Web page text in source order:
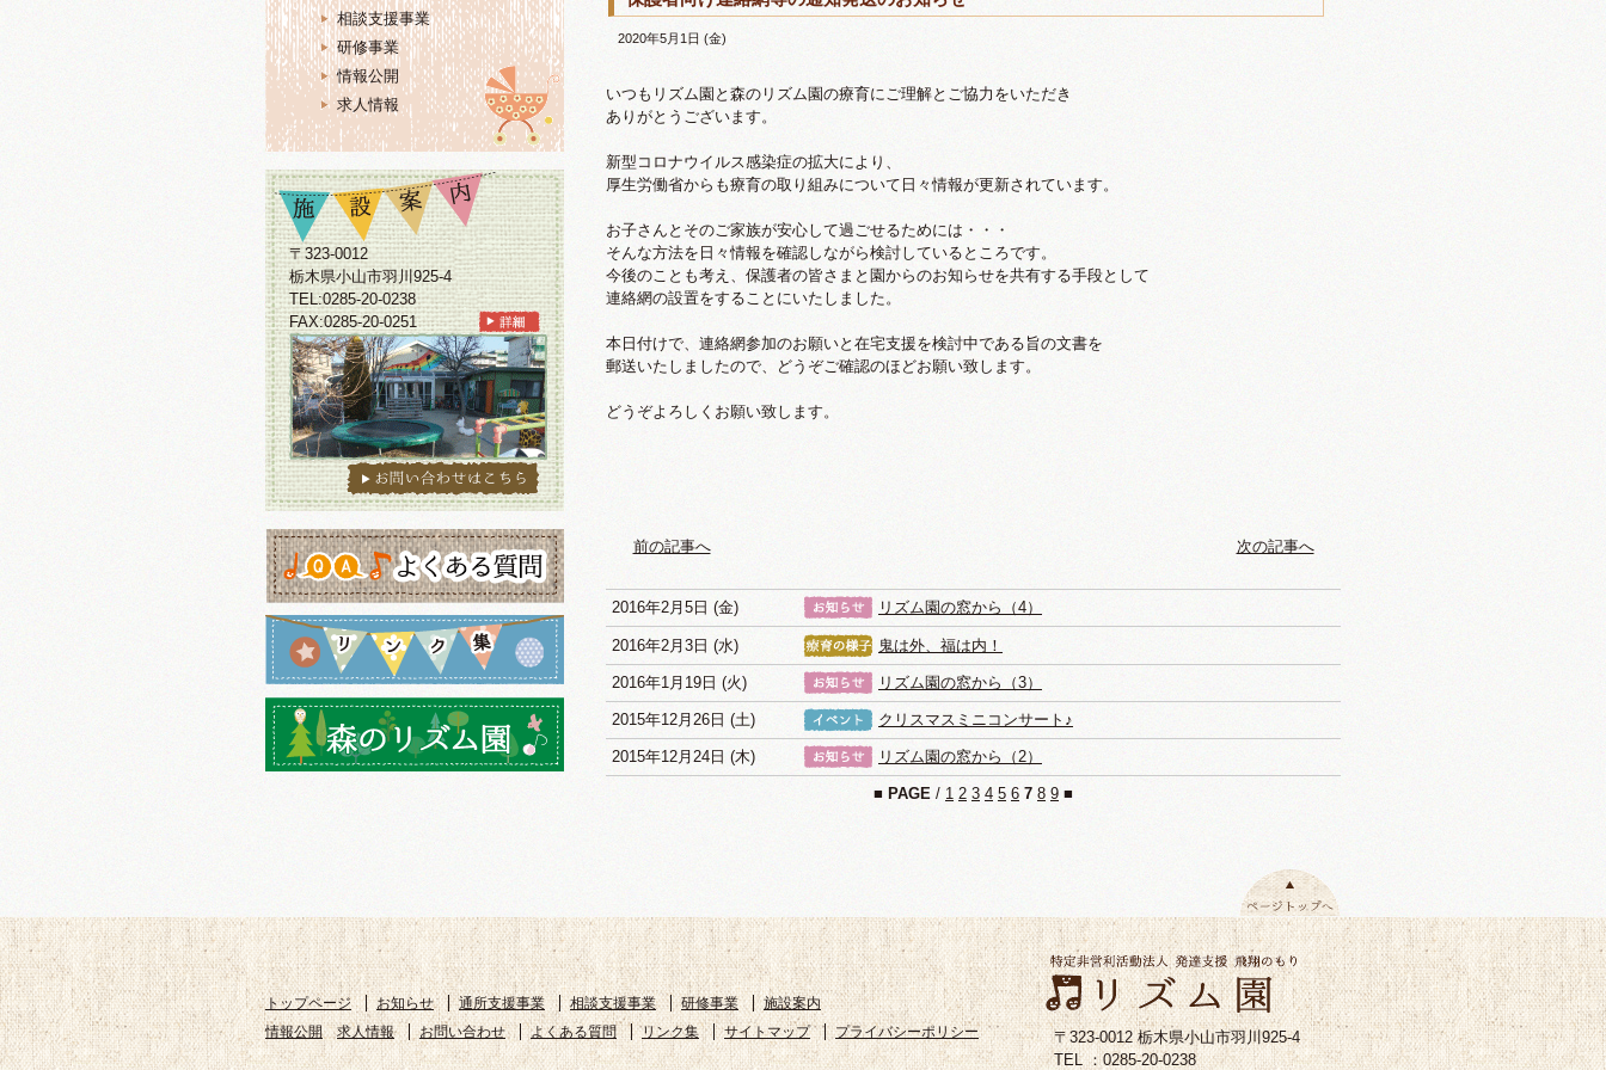
2020年5月1日 (金)
いつもリズム園と森のリズム園の療育にご理解とご協力をいただき
ありがとうございます。
新型コロナウイルス感染症の拡大により、
厚生労働省からも療育の取り組みについて日々情報が更新されています。
お子さんとそのご家族が安心して過ごせるためには・・・
そんな方法を日々情報を確認しながら検討しているところです。
今後のことも考え、保護者の皆さまと園からのお知らせを共有する手段として
連絡網の設置をすることにいたしました。
本日付けで、連絡網参加のお願いと在宅支援を検討中である旨の文書を
郵送いたしましたので、どうぞご確認のほどお願い致します。
どうぞよろしくお願い致します。
前の記事へ 次の記事へ
2016年2月5日 (金) リズム園の窓から（4）
2016年2月3日 (水) 鬼は外、福は内！
2016年1月19日 (火) リズム園の窓から（3）
2015年12月26日 (土) クリスマスミニコンサート♪
2015年12月24日 (木) リズム園の窓から（2）
■ PAGE / 1 2 3 4 5 6 7 8 9 ■
相談支援事業
研修事業
情報公開
求人情報
〒323-0012
栃木県小山市羽川925-4
TEL:0285-20-0238
FAX:0285-20-0251
トップページ お知らせ 通所支援事業 相談支援事業 研修事業
施設案内
情報公開
求人情報 お問い合わせ よくある質問 リンク集 サイトマップ プライバシーポリシー
〒323-0012 栃木県小山市羽川925-4
TEL ：0285-20-0238